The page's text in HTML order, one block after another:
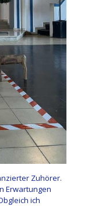
Zuhörer.
Erwartungen
ich